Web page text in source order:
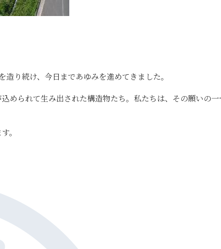
り続け、今日まであゆみを進めてきました。
められて生み出された構造物たち。私たちは、その願いの
。